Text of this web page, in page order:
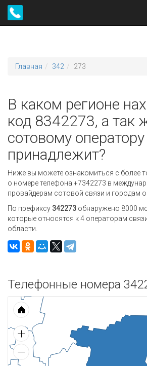
Главная 342 273
В каком регионе
код 8342273, а так
сотовому
принадлежит?
Ниже вы можете ознакомиться с более
о номере телефона +7342273 в
провайдерам сотовой связи и городам
По префиксу 342273 обнаружено 8000
которые относятся к 4 операторам
области.
Телефонные номера